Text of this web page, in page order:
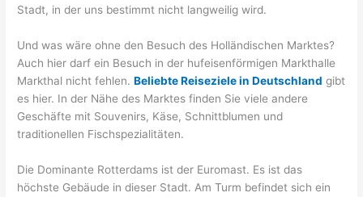
Stadt, in der uns bestimmt nicht langweilig wird.
Und was wäre ohne den Besuch des Holländischen Marktes?
Auch hier darf ein Besuch in der hufeisenförmigen Markthalle
Markthal nicht fehlen.Beliebte Reiseziele in Deutschland gibt
es hier. In der Nähe des Marktes finden Sie viele andere
Geschäfte mit Souvenirs, Käse, Schnittblumen und
traditionellen Fischspezialitäten.
Die Dominante Rotterdams ist der Euromast. Es ist das
höchste Gebäude in dieser Stadt. Am Turm befindet sich ein